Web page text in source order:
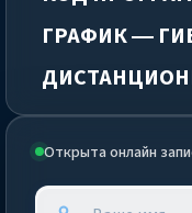
Открыта онлайн
ГРАФИК —